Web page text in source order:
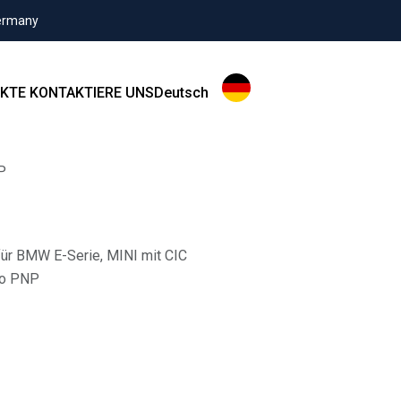
KONTAKTIERE UNSDeutsch
BMW E-Serie, MINI mit CIC
PNP